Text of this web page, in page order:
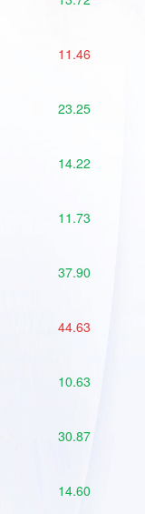
11.46
23.25
14.22
11.73
37.90
44.63
10.63
30.87
14.60